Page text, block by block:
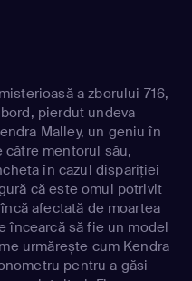
a zborului 716,
pierdut undeva
Malley, un geniu în
mentorul său,
în cazul dispariției
că este omul potrivit
afectată de moartea
încearcă să fie un model
urmărește cum Kendra
pentru a găsi